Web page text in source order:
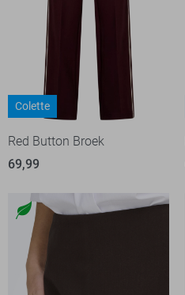
Colette
Red Button Broek
69,99